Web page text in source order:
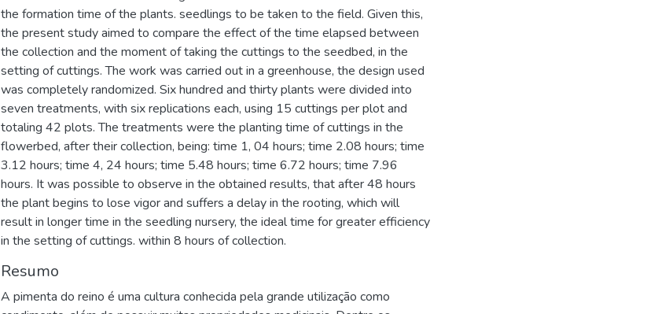
the formation time of the plants. seedlings to be taken to the field. Given this,
the present study aimed to compare the effect of the time elapsed between
the collection and the moment of taking the cuttings to the seedbed, in the
setting of cuttings. The work was carried out in a greenhouse, the design used
was completely randomized. Six hundred and thirty plants were divided into
seven treatments, with six replications each, using 15 cuttings per plot and
totaling 42 plots. The treatments were the planting time of cuttings in the
flowerbed, after their collection, being: time 1, 04 hours; time 2.08 hours; time
3.12 hours; time 4, 24 hours; time 5.48 hours; time 6.72 hours; time 7.96
hours. It was possible to observe in the obtained results, that after 48 hours
the plant begins to lose vigor and suffers a delay in the rooting, which will
result in longer time in the seedling nursery, the ideal time for greater efficiency
in the setting of cuttings. within 8 hours of collection.
Resumo
A pimenta do reino é uma cultura conhecida pela grande utilização como